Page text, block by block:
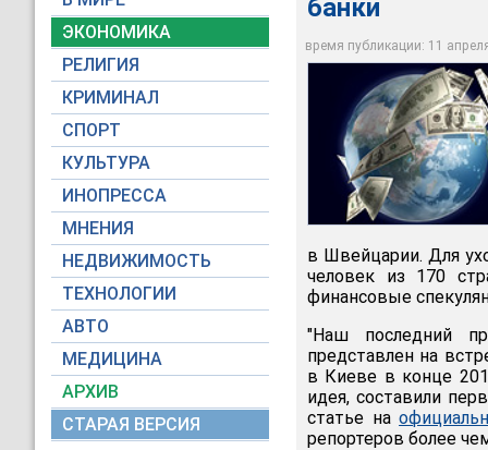
ЭКОНОМИКА
РЕЛИГИЯ
КРИМИНАЛ
СПОРТ
КУЛЬТУРА
ИНОПРЕССА
МНЕНИЯ
НЕДВИЖИМОСТЬ
ТЕХНОЛОГИИ
АВТО
МЕДИЦИНА
АРХИВ
СТАРАЯ ВЕРСИЯ
банки
время публикации: 11
в Швейцарии. Для
человек из 170
финансовые
"Наш последний
представлен на
в Киеве в конце
идея, составили
статье на
репортеров более